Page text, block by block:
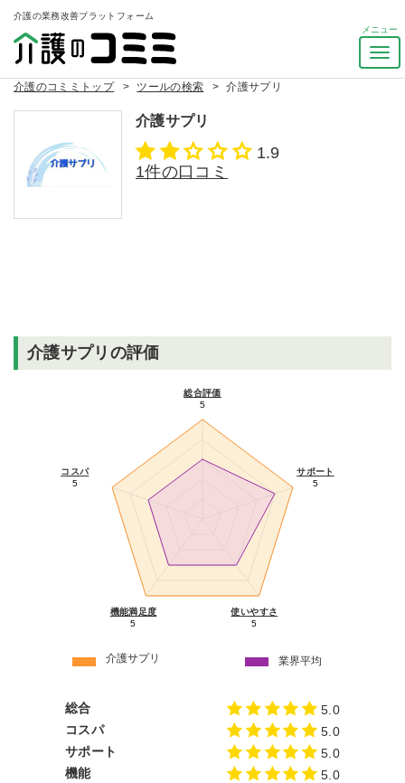
介護の業務改善プラットフォーム
ナ
ビ
介護のコミミトップ ツールの検索 介護サプリ
介護サプリ
1.9
1件の口コミ
介護サプリの評価
総合評価
5
コスパ
5
機能満足度
5
使いやすさ
5
サポート
5
介護サプリ 業界平均
総合
5.0
コスパ
5.0
サポート
5.0
機能
5.0